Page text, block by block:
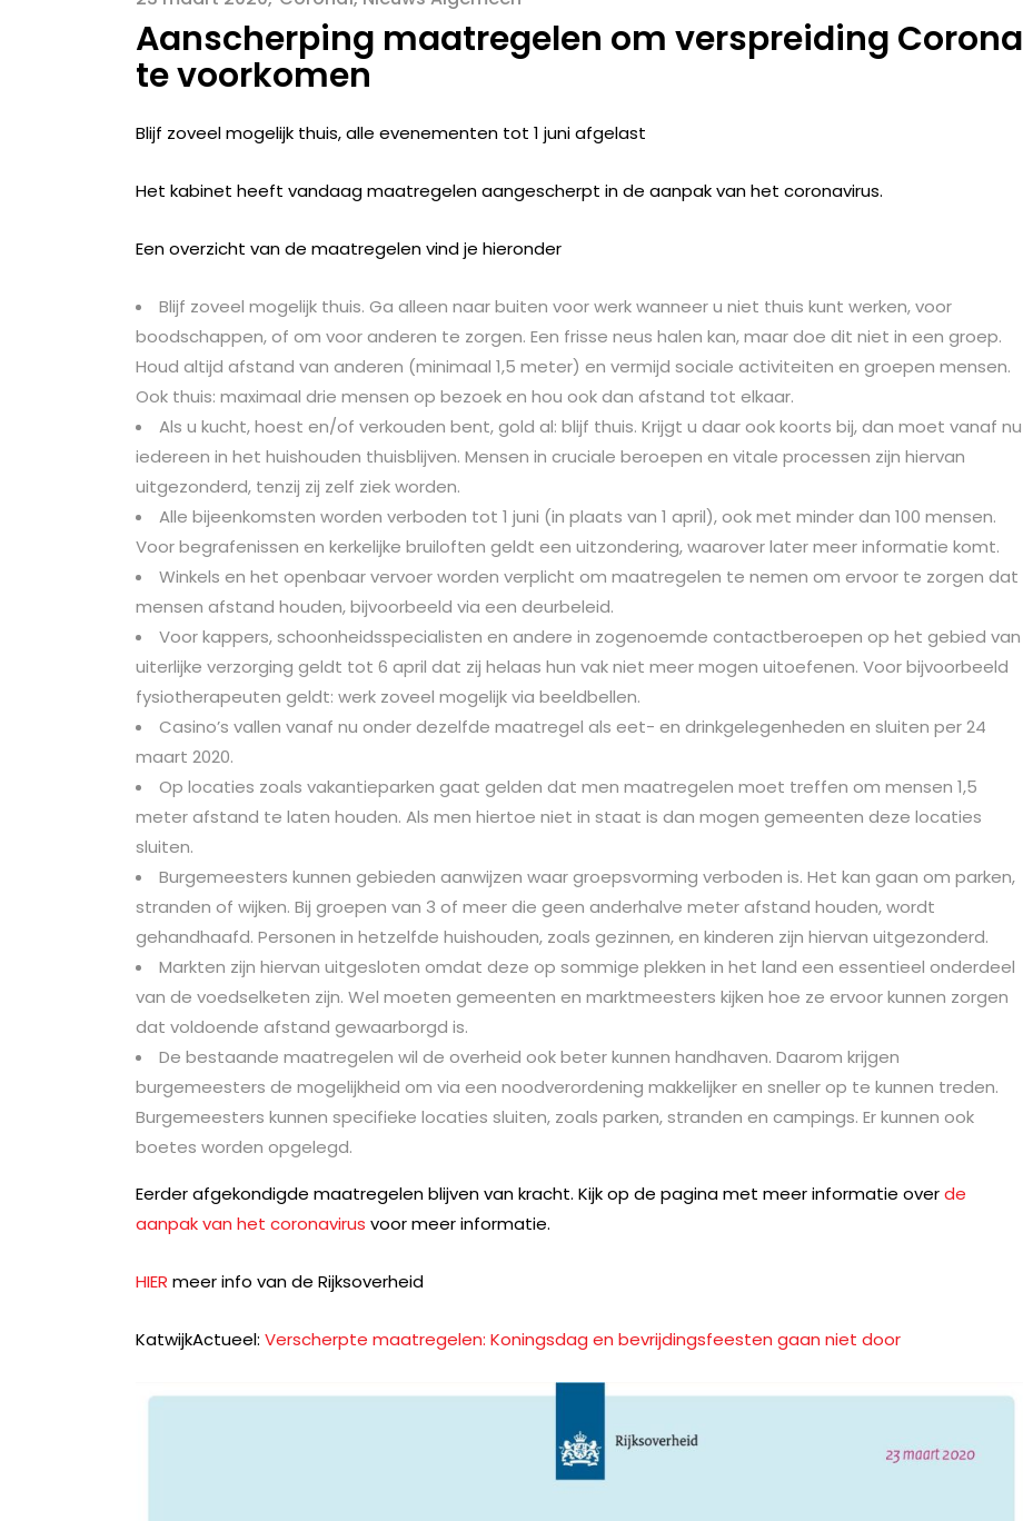
Aanscherping maatregelen om verspreiding Corona
te voorkomen
Blijf zoveel mogelijk thuis, alle evenementen tot 1 juni afgelast
Het kabinet heeft vandaag maatregelen aangescherpt in de aanpak van het coronavirus.
Een overzicht van de maatregelen vind je hieronder
Blijf zoveel mogelijk thuis. Ga alleen naar buiten voor werk wanneer u niet thuis kunt werken, voor
boodschappen, of om voor anderen te zorgen. Een frisse neus halen kan, maar doe dit niet in een groep.
Houd altijd afstand van anderen (minimaal 1,5 meter) en vermijd sociale activiteiten en groepen mensen.
Ook thuis: maximaal drie mensen op bezoek en hou ook dan afstand tot elkaar.
Als u kucht, hoest en/of verkouden bent, gold al: blijf thuis. Krijgt u daar ook koorts bij, dan moet vanaf nu
iedereen in het huishouden thuisblijven. Mensen in cruciale beroepen en vitale processen zijn hiervan
uitgezonderd, tenzij zij zelf ziek worden.
Alle bijeenkomsten worden verboden tot 1 juni (in plaats van 1 april), ook met minder dan 100 mensen.
Voor begrafenissen en kerkelijke bruiloften geldt een uitzondering, waarover later meer informatie komt.
Winkels en het openbaar vervoer worden verplicht om maatregelen te nemen om ervoor te zorgen dat
mensen afstand houden, bijvoorbeeld via een deurbeleid.
Voor kappers, schoonheidsspecialisten en andere in zogenoemde contactberoepen op het gebied van
uiterlijke verzorging geldt tot 6 april dat zij helaas hun vak niet meer mogen uitoefenen. Voor bijvoorbeeld
fysiotherapeuten geldt: werk zoveel mogelijk via beeldbellen.
Casino’s vallen vanaf nu onder dezelfde maatregel als eet- en drinkgelegenheden en sluiten per 24
maart 2020.
Op locaties zoals vakantieparken gaat gelden dat men maatregelen moet treffen om mensen 1,5
meter afstand te laten houden. Als men hiertoe niet in staat is dan mogen gemeenten deze locaties
sluiten.
Burgemeesters kunnen gebieden aanwijzen waar groepsvorming verboden is. Het kan gaan om parken,
stranden of wijken. Bij groepen van 3 of meer die geen anderhalve meter afstand houden, wordt
gehandhaafd. Personen in hetzelfde huishouden, zoals gezinnen, en kinderen zijn hiervan uitgezonderd.
Markten zijn hiervan uitgesloten omdat deze op sommige plekken in het land een essentieel onderdeel
van de voedselketen zijn. Wel moeten gemeenten en marktmeesters kijken hoe ze ervoor kunnen zorgen
dat voldoende afstand gewaarborgd is.
De bestaande maatregelen wil de overheid ook beter kunnen handhaven. Daarom krijgen
burgemeesters de mogelijkheid om via een noodverordening makkelijker en sneller op te kunnen treden.
Burgemeesters kunnen specifieke locaties sluiten, zoals parken, stranden en campings. Er kunnen ook
boetes worden opgelegd.
Eerder afgekondigde maatregelen blijven van kracht. Kijk op de pagina met meer informatie overde
aanpak van het coronavirus voor meer informatie.
HIER meer info van de Rijksoverheid
KatwijkActueel: Verscherpte maatregelen: Koningsdag en bevrijdingsfeesten gaan niet door